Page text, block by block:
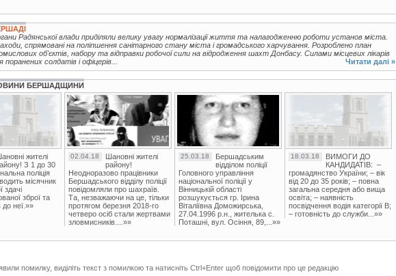
Радянської влади приділяли велику увагу нормалізації життя та налагодженню роботи установ міста.
спрямовані на поліпшення санітарного стану міста і громадського харчування. Розроблено план
об'єктів, набору та відправки робочої сили на відродження шахт Донбасу. Силами місцевих лікарів
поранених солдатів і офіцерів...
Читати далі »
БЕРШАДЩИНИ
жителі
З 1 до 30
поліція
місячник
здачі
зброї та
до неї.»»
02.04.18
Шановні жителі
району!
Неодноразово працівники
Бершадського відділу поліції
повідомляли про шахраїв.
Та, незважаючи на це, тільки
протягом березня 2018-го
четверо осіб стали жертвами
зловмисників....»»
25.03.18
Бершадським
відділом поліції
Головного управління
національної поліції у
Вінницькій області
розшукується гр. Ірина
Віталіївна Доможирська,
27.04.1996 р.н., жителька с.
Поташні, вул. Осіння, 89,...»»
18.03.18
ВИМОГИ ДО
КАНДИДАТІВ: –
громадянство України; – вік
від 20 до 35 років; – повна
загальна середня або вища
освіта; – наявність
посвідчення водія категорії В;
– готовність до служби...»»
помилку, виділіть текст з помилкою та натисніть Ctrl+Enter щоб повідомити про це редакцію